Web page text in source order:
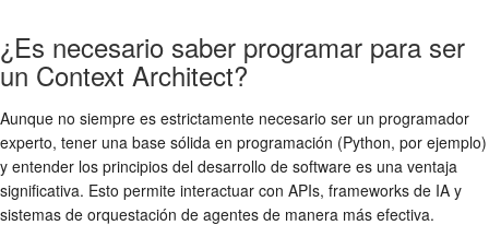
¿Es necesario saber programar para ser
un Context Architect?
Aunque no siempre es estrictamente necesario ser un programador
experto, tener una base sólida en programación (Python, por ejemplo)
y entender los principios del desarrollo de software es una ventaja
significativa. Esto permite interactuar con APIs, frameworks de IA y
sistemas de orquestación de agentes de manera más efectiva.